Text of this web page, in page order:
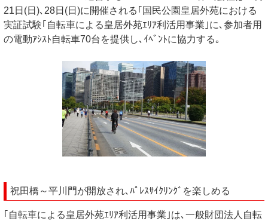
21日(日)､28日(日)に開催される｢国民公園皇居外苑における
実証試験｢自転車による皇居外苑ｴﾘｱ利活用事業｣に､参加者用
の電動ｱｼｽﾄ自転車70台を提供し､ｲﾍﾞﾝﾄに協力する｡
祝田橋～平川門が開放され､ﾊﾟﾚｽｻｲｸﾘﾝｸﾞを楽しめる
｢自転車による皇居外苑ｴﾘｱ利活用事業｣は､一般財団法人自転